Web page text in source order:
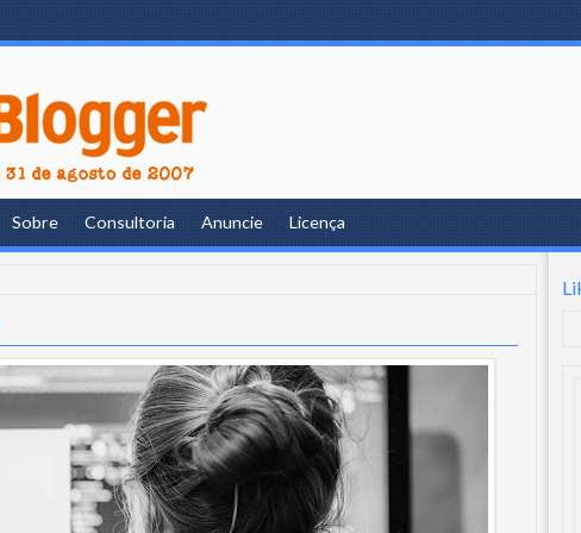
Sobre Consultoria Anuncie Licença